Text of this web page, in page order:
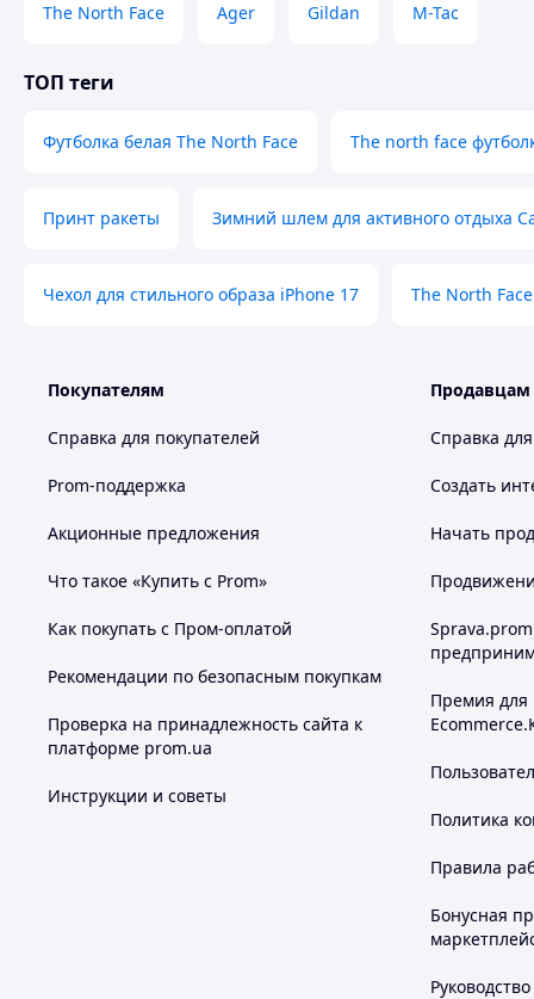
The North Face Ager Gildan M-Tac
ТОП теги
Футболка белая The North Face The north face
Принт ракеты Зимний шлем для активного отдыха
Чехол для стильного образа iPhone 17 The North Face
Покупателям
Справка для покупателей
Prom-поддержка
Акционные предложения
Что такое «Купить с Prom»
Как покупать с Пром-оплатой
Рекомендации по безопасным покупкам
Проверка на принадлежность сайта к
платформе prom.ua
Инструкции и советы
Продавцам
Справка
Создать
Начать
Премия для
Политика
Правила
Бонусная